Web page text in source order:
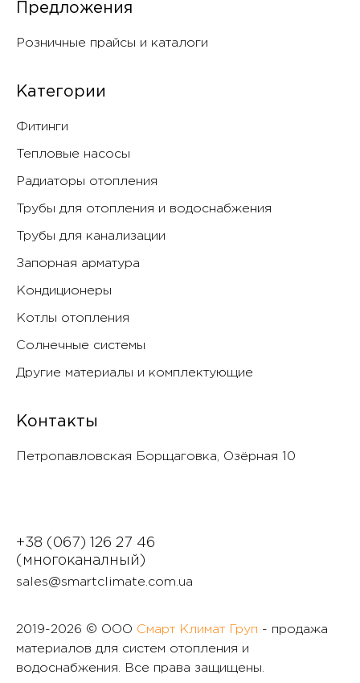
Предложения
Розничные прайсы и каталоги
Категории
Фитинги
Тепловые насосы
Радиаторы отопления
Трубы для отопления и водоснабжения
Трубы для канализации
Запорная арматура
Кондиционеры
Котлы отопления
Солнечные системы
Другие материалы и комплектующие
Контакты
Петропавловская Борщаговка, Озëрная 10
+38 (067) 126 27 46
(многоканалный)
sales@smartclimate.com.ua
2019-2026 © ООО Смарт Климат Груп - продажа
материалов для систем отопления и
водоснабжения. Все права защищены.